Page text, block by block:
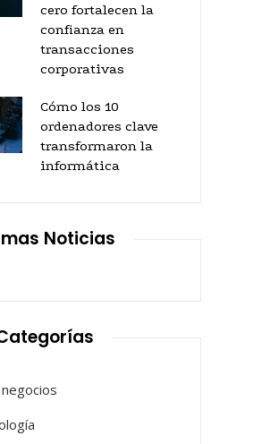
cero fortalecen la
confianza en
transacciones
corporativas
Cómo los 10
ordenadores clave
transformaron la
informática
Noticias